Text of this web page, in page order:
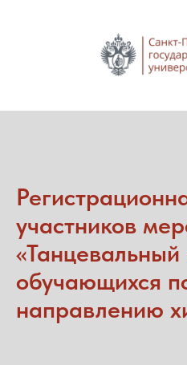
участников
«Танцевальный
обучающихся
направлению